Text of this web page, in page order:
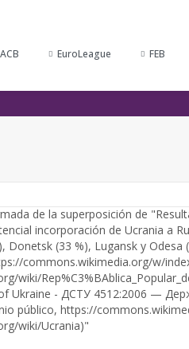
ACB EuroLeague FEB